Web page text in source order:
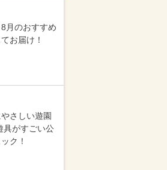
8月のおすすめ
お届け！
さしい遊園
具がすごい公
ク！